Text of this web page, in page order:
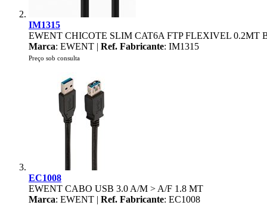
IM1315
EWENT CHICOTE SLIM CAT6A FTP FLEXIVEL 0.2MT
Marca: EWENT | Ref. Fabricante: IM1315
Preço sob consulta
EC1008
EWENT CABO USB 3.0 A/M > A/F 1.8 MT
Marca: EWENT | Ref. Fabricante: EC1008